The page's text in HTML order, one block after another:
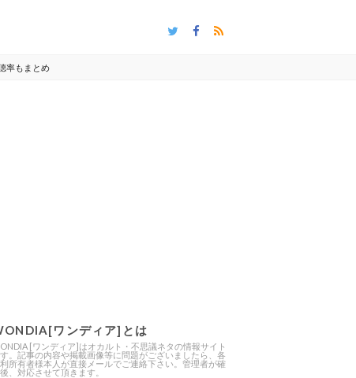
率もまとめ
ワンディア]とは
[ワンディア]はオカルト・不思議ネタの情報サイト
。記事の内容や掲載画像等に問題がございましたら、各
所有者様本人が直接メールでご連絡下さい。管理者が確
、対応させて頂きます。